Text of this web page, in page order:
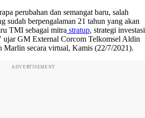
perubahan dan semangat baru, salah
sudah berpengalaman 21 tahun yang akan
TMI sebagai mitra stratup, strategi investasi
ujar GM External Corcom Telkomsel Aldin
Marlin secara virtual, Kamis (22/7/2021).
ADVERTISEMENT